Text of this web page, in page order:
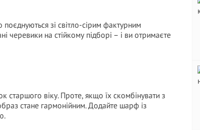
зі світло-сірим фактурним
черевики на стійкому підборі – і ви отримаєте
старшого віку. Проте, якщо їх скомбінувати з
стане гармонійним. Додайте шарф із